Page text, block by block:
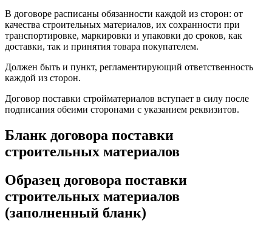
В договоре расписаны обязанности каждой из сторон: от
качества строительных материалов, их сохранности при
транспортировке, маркировки и упаковки до сроков, как
доставки, так и принятия товара покупателем.
Должен быть и пункт, регламентирующий ответственность
каждой из сторон.
Договор поставки стройматериалов вступает в силу после
подписания обеими сторонами с указанием реквизитов.
Бланк договора поставки
строительных материалов
Образец договора поставки
строительных материалов
(заполненный бланк)